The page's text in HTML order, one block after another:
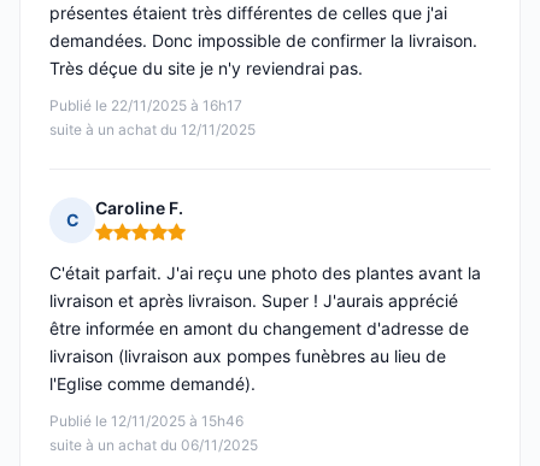
Publié le 22/11/2025 à 16h17
suite à un achat du 12/11/2025
présentes étaient très différentes de celles que j'ai
demandées. Donc impossible de confirmer la livraison.
Très déçue du site je n'y reviendrai pas.
C
Caroline F.
Note : 5 sur 5
Publié le 12/11/2025 à 15h46
suite à un achat du 06/11/2025
C'était parfait. J'ai reçu une photo des plantes avant la
livraison et après livraison. Super ! J'aurais apprécié
être informée en amont du changement d'adresse de
livraison (livraison aux pompes funèbres au lieu de
l'Eglise comme demandé).